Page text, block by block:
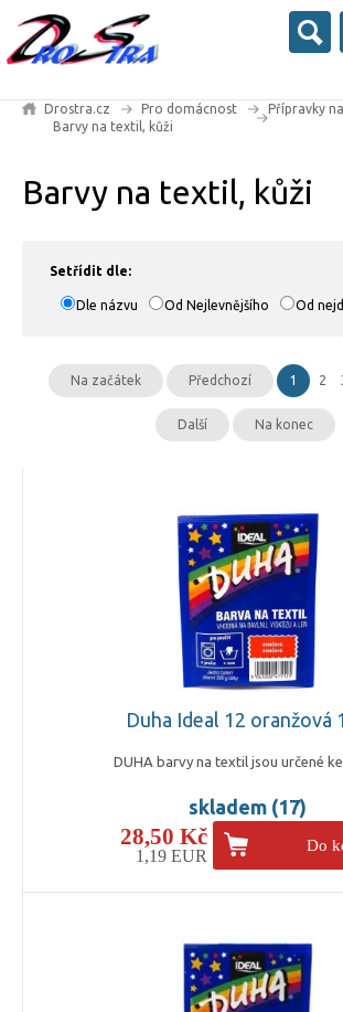
Drostra.cz Pro domácnost
Přípravky
Barvy na textil, kůži
Barvy na textil, kůži
Setřídit dle:
Dle názvu Od Nejlevnějšího Od
Na začátek Předchozí 1 2
Další Na konec
Duha Ideal 12 oranžová
DUHA barvy na textil jsou určené
skladem (17)
28,50 Kč
1,19 EUR
Do